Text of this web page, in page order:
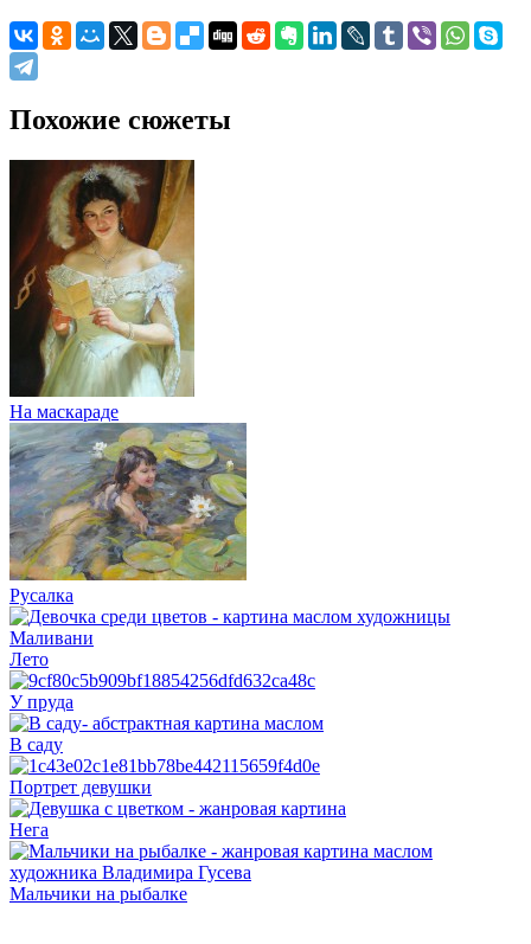
Похожие сюжеты
На маскараде
Русалка
Лето
У пруда
В саду
Портрет девушки
Нега
Мальчики на рыбалке